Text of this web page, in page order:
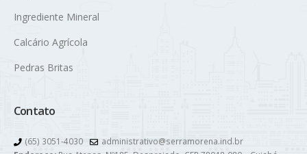
Ingrediente Mineral
Calcário Agrícola
Pedras Britas
Contato
(65) 3051-4030
administrativo@serramorena.ind.br